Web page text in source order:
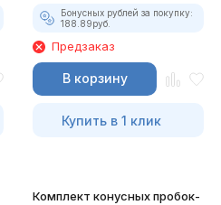
Бонусных рублей за покупку:
188.89руб.
Предзаказ
В корзину
Купить в 1 клик
Комплект конусных пробок-